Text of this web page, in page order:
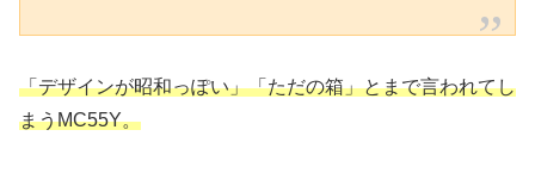
「デザインが昭和っぽい」「ただの箱」とまで言われてし
まうMC55Y。